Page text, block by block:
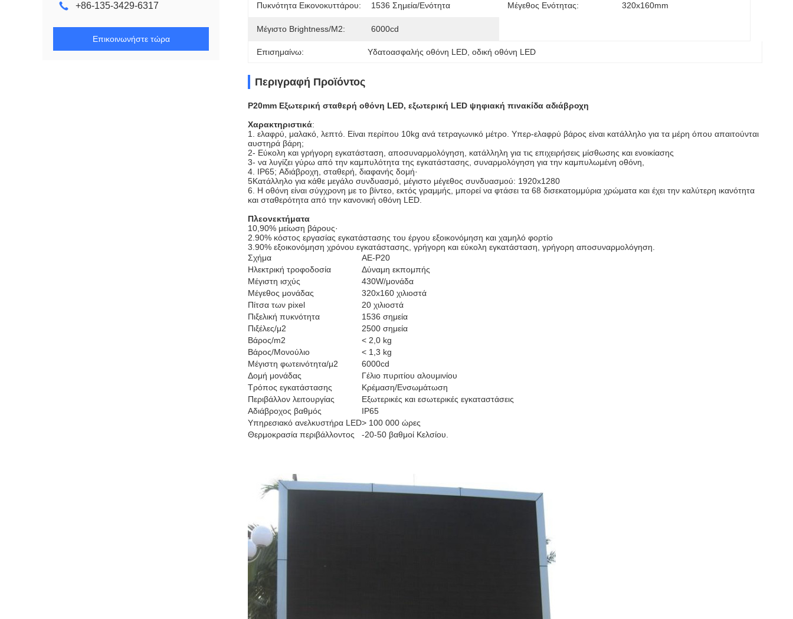
+86-135-3429-6317
Επικοινωνήστε τώρα
Πυκνότητα Εικονοκυττάρου: 1536 Σημεία/ενότητα Μέγεθος Ενότητας: 320x160mm
Μέγιστο Brightness/m2: 6000cd
Επισημαίνω: Υδατοασφαλής οθόνη LED , οδική οθόνη LED
Περιγραφή Προϊόντος
P20mm Εξωτερική σταθερή οθόνη LED, εξωτερική LED ψηφιακή πινακίδα αδιάβροχη
Χαρακτηριστικά:
1. ελαφρύ, μαλακό, λεπτό. Είναι περίπου 10kg ανά τετραγωνικό μέτρο. Υπερ-ελαφρύ βάρος είναι κατάλληλο για τα μέρη όπου απαιτούνται
αυστηρά βάρη;
2- Εύκολη και γρήγορη εγκατάσταση, αποσυναρμολόγηση, κατάλληλη για τις επιχειρήσεις μίσθωσης και ενοικίασης
3- να λυγίζει γύρω από την καμπυλότητα της εγκατάστασης, συναρμολόγηση για την καμπυλωμένη οθόνη,
4. IP65; Αδιάβροχη, σταθερή, διαφανής δομή·
5Κατάλληλο για κάθε μεγάλο συνδυασμό, μέγιστο μέγεθος συνδυασμού: 1920x1280
6. Η οθόνη είναι σύγχρονη με το βίντεο, εκτός γραμμής, μπορεί να φτάσει τα 68 δισεκατομμύρια χρώματα και έχει την καλύτερη ικανότητα
και σταθερότητα από την κανονική οθόνη LED.
Πλεονεκτήματα
10,90% μείωση βάρους·
2.90% κόστος εργασίας εγκατάστασης του έργου εξοικονόμηση και χαμηλό φορτίο
3.90% εξοικονόμηση χρόνου εγκατάστασης, γρήγορη και εύκολη εγκατάσταση, γρήγορη αποσυναρμολόγηση.
Σχήμα
AE-P20
Ηλεκτρική τροφοδοσία
Δύναμη εκπομπής
Μέγιστη ισχύς
430W/μονάδα
Μέγεθος μονάδας
320x160 χιλιοστά
Πίτσα των pixel
20 χιλιοστά
Πιξελική πυκνότητα
1536 σημεία
Πιξέλες/μ2
2500 σημεία
Βάρος/m2
< 2,0 kg
Βάρος/Μονούλιο
< 1,3 kg
Μέγιστη φωτεινότητα/μ2
6000cd
Δομή μονάδας
Γέλιο πυριτίου αλουμινίου
Τρόπος εγκατάστασης
Κρέμαση/Ενσωμάτωση
Περιβάλλον λειτουργίας
Εξωτερικές και εσωτερικές εγκαταστάσεις
Αδιάβροχος βαθμός
IP65
Υπηρεσιακό ανελκυστήρα LED> 100 000 ώρες
Θερμοκρασία περιβάλλοντος
-20-50 βαθμοί Κελσίου.